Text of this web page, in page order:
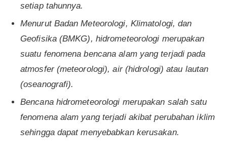
setiap tahunnya.
Menurut Badan Meteorologi, Klimatologi, dan
Geofisika (BMKG), hidrometeorologi merupakan
suatu fenomena bencana alam yang terjadi pada
atmosfer (meteorologi), air (hidrologi) atau lautan
(oseanografi).
Bencana hidrometeorologi merupakan salah satu
fenomena alam yang terjadi akibat perubahan iklim
sehingga dapat menyebabkan kerusakan.